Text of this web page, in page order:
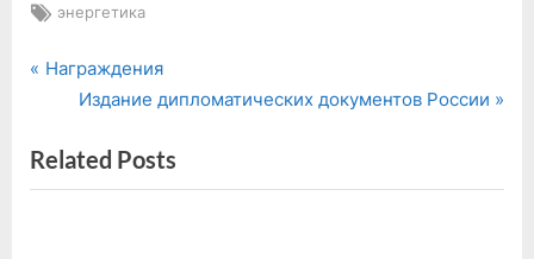
Tags:
энергетика
Навигация
записям
P
v
i
Награждения
N
x
t
Издание дипломатических документов России
Related Posts